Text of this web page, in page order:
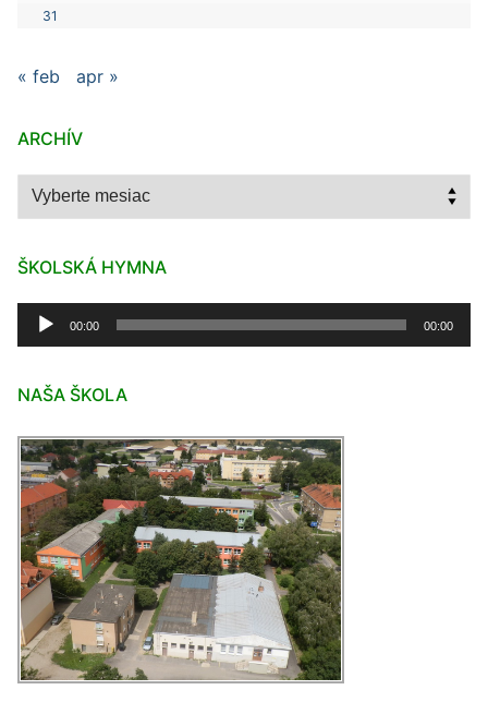
31
« feb apr »
ARCHÍV
Archív
ŠKOLSKÁ HYMNA
Audio
prehrávač
00:00 00:00
NAŠA ŠKOLA